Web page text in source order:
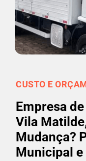
CUSTO E
Empresa
Vila
Mudança?
Municipal e